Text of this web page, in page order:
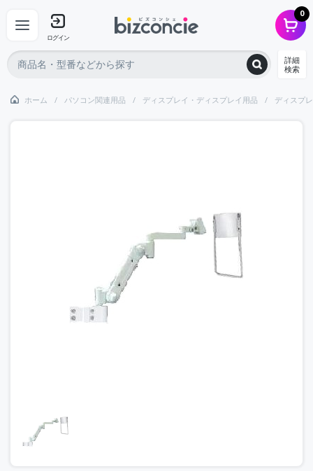
ログイン
0
詳細
検索
ホーム パソコン関連用品 ディスプレイ・ディスプレイ用品 ディスプ